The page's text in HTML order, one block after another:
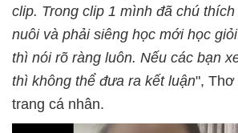
clip. Trong clip 1 mình đã chú
nuôi và phải siêng học mới học
thì nói rõ ràng luôn. Nếu các bạn
thì không thể đưa ra kết luận", Thơ
trang cá nhân.